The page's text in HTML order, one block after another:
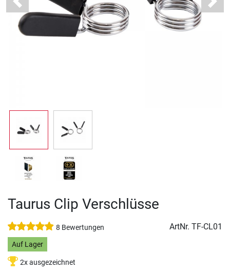
Previous Next
Taurus Clip Verschlüsse
8 Bewertungen ArtNr. TF-CL01
Auf Lager
2x ausgezeichnet